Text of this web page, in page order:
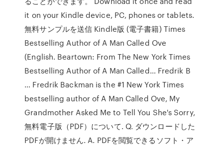
it on your Kindle device, PC, phones or tablets.
無料サンプルを送信 Kindle版 (電子書籍) Times
Bestselling Author of A Man Called Ove
(English. Beartown: From The New York Times
Bestselling Author of A Man Called… Fredrik B
… Fredrik Backman is the #1 New York Times
bestselling author of A Man Called Ove, My
Grandmother Asked Me to Tell You She's Sorry,
無料電子版（PDF）について. Q. ダウンロードした
PDFが開けません. A. PDFを閲覧できるソフト・ア